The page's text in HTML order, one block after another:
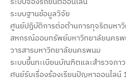
ระบบฐานข้อมูลวิจัย
ศูนย์ปฏิบัติการต่อต้านการทุจริตมหา
สหกรณ์ออมทรัพย์มหาวิทยาลัยนคร
วารสารมหาวิทยาลัยนครพนม
ระบบขึ้นทะเบียนบัณฑิตและสำรวจภา
ศูนย์รับเรื่องร้องเรียนปัญหาออนไล